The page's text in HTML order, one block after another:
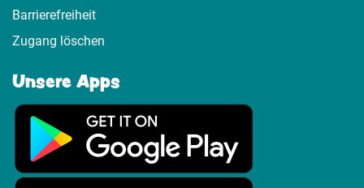
Barrierefreiheit
Zugang löschen
Unsere Apps